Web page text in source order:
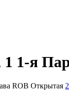
1 1-я
ROB Открытая 2